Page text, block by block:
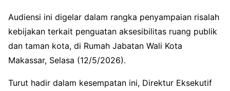
Audiensi ini digelar dalam rangka penyampaian risalah
kebijakan terkait penguatan aksesibilitas ruang publik
dan taman kota, di Rumah Jabatan Wali Kota
Makassar, Selasa (12/5/2026).
Turut hadir dalam kesempatan ini, Direktur Eksekutif